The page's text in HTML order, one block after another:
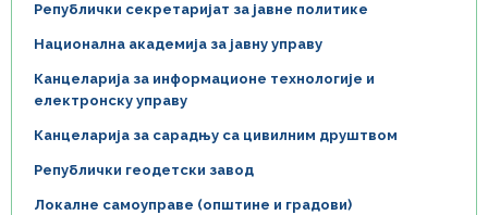
Републички секретаријат за јавне политике
Национална академија за јавну управу
Канцеларија за информационе технологије и
електронску управу
Канцеларија за сарадњу са цивилним друштвом
Републички геодетски завод
Локалне самоуправе (општине и градови)